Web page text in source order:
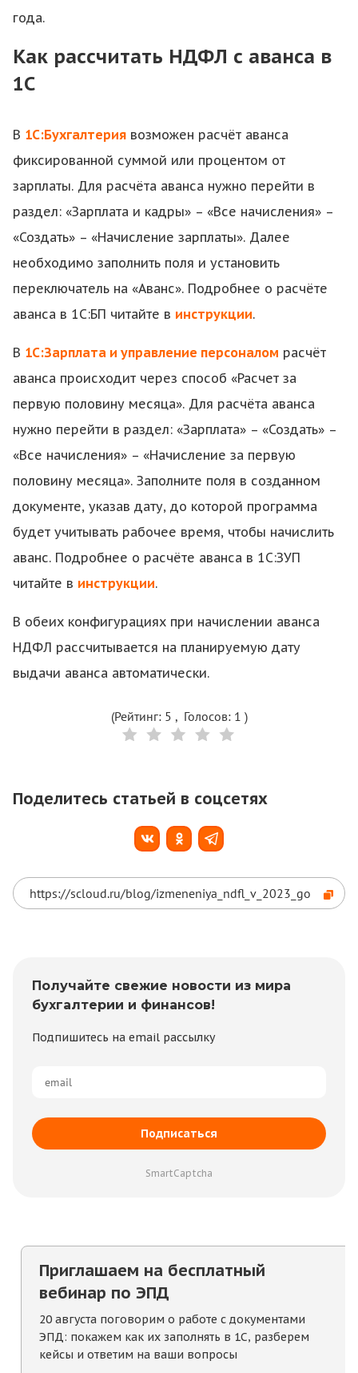
года.
Как рассчитать НДФЛ с аванса в
1С
В 1С:Бухгалтерия возможен расчёт аванса
фиксированной суммой или процентом от
зарплаты. Для расчёта аванса нужно перейти в
раздел: «Зарплата и кадры» – «Все начисления» –
«Создать» – «Начисление зарплаты». Далее
необходимо заполнить поля и установить
переключатель на «Аванс». Подробнее о расчёте
аванса в 1С:БП читайте в инструкции.
В 1С:Зарплата и управление персоналом расчёт
аванса происходит через способ «Расчет за
первую половину месяца». Для расчёта аванса
нужно перейти в раздел: «Зарплата» – «Создать» –
«Все начисления» – «Начисление за первую
половину месяца». Заполните поля в созданном
документе, указав дату, до которой программа
будет учитывать рабочее время, чтобы начислить
аванс. Подробнее о расчёте аванса в 1С:ЗУП
читайте в инструкции.
В обеих конфигурациях при начислении аванса
НДФЛ рассчитывается на планируемую дату
выдачи аванса автоматически.
(Рейтинг: 5 , Голосов: 1 )
Поделитесь статьей в соцсетях
Получайте свежие новости из мира
бухгалтерии и финансов!
Подпишитесь на email рассылку
Подписаться
SmartCaptcha
Приглашаем на бесплатный
вебинар по ЭПД
20 августа поговорим о работе с документами
ЭПД: покажем как их заполнять в 1С, разберем
кейсы и ответим на ваши вопросы